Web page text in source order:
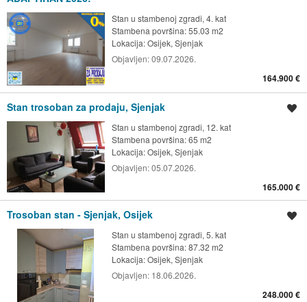
Stan u stambenoj zgradi, 4. kat
Stambena površina: 55.03 m2
Lokacija:Osijek, Sjenjak
Objavljen:09.07.2026.
164.900 €
Stan trosoban za prodaju, Sjenjak
Stan u stambenoj zgradi, 12. kat
Stambena površina: 65 m2
Lokacija:Osijek, Sjenjak
Objavljen:05.07.2026.
165.000 €
Trosoban stan - Sjenjak, Osijek
Stan u stambenoj zgradi, 5. kat
Stambena površina: 87.32 m2
Lokacija:Osijek, Sjenjak
Objavljen: 18.06.2026.
248.000 €